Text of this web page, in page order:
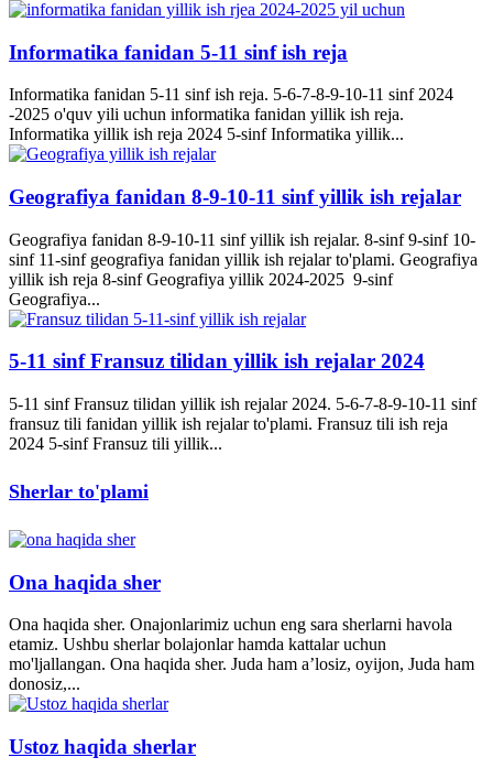
Informatika fanidan 5-11 sinf ish reja
Informatika fanidan 5-11 sinf ish reja. 5-6-7-8-9-10-11 sinf 2024
-2025 o'quv yili uchun informatika fanidan yillik ish reja.
Informatika yillik ish reja 2024 5-sinf Informatika yillik...
Geografiya fanidan 8-9-10-11 sinf yillik ish rejalar
Geografiya fanidan 8-9-10-11 sinf yillik ish rejalar. 8-sinf 9-sinf 10-
sinf 11-sinf geografiya fanidan yillik ish rejalar to'plami. Geografiya
yillik ish reja 8-sinf Geografiya yillik 2024-2025 9-sinf
Geografiya...
5-11 sinf Fransuz tilidan yillik ish rejalar 2024
5-11 sinf Fransuz tilidan yillik ish rejalar 2024. 5-6-7-8-9-10-11 sinf
fransuz tili fanidan yillik ish rejalar to'plami. Fransuz tili ish reja
2024 5-sinf Fransuz tili yillik...
Sherlar to'plami
Ona haqida sher
Ona haqida sher. Onajonlarimiz uchun eng sara sherlarni havola
etamiz. Ushbu sherlar bolajonlar hamda kattalar uchun
mo'ljallangan. Ona haqida sher. Juda ham a’losiz, oyijon, Juda ham
donosiz,...
Ustoz haqida sherlar